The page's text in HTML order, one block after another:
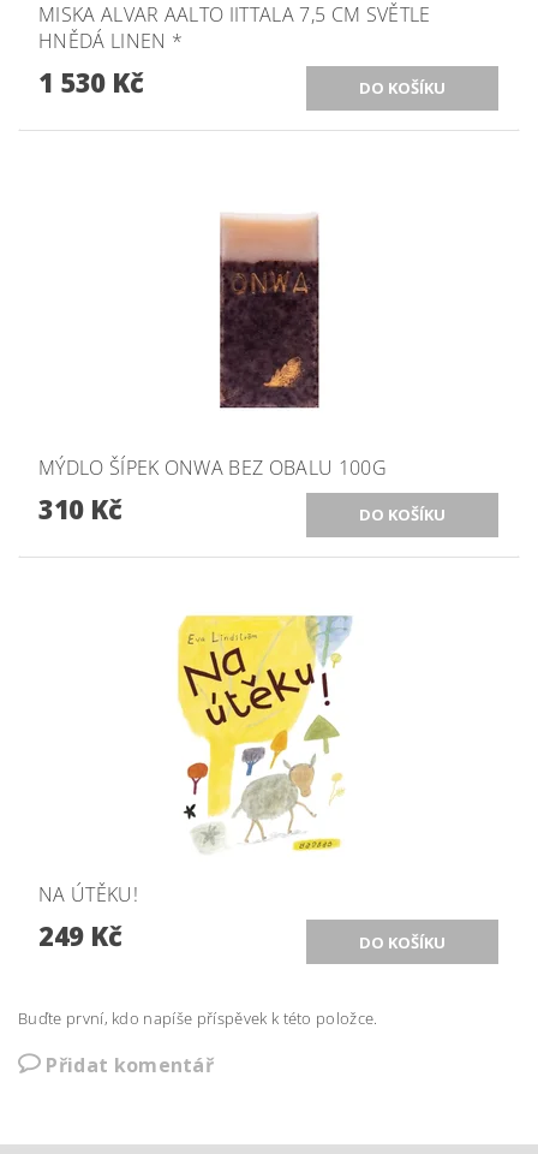
MISKA ALVAR AALTO IITTALA 7,5 CM SVĚTLE
HNĚDÁ LINEN *
1 530 Kč
MÝDLO ŠÍPEK ONWA BEZ OBALU 100G
310 Kč
NA ÚTĚKU!
249 Kč
Buďte první, kdo napíše příspěvek k této položce.
Přidat komentář